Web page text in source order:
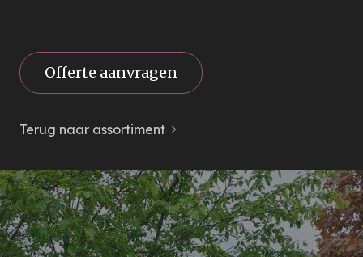
Offerte aanvragen
Terug naar assortiment